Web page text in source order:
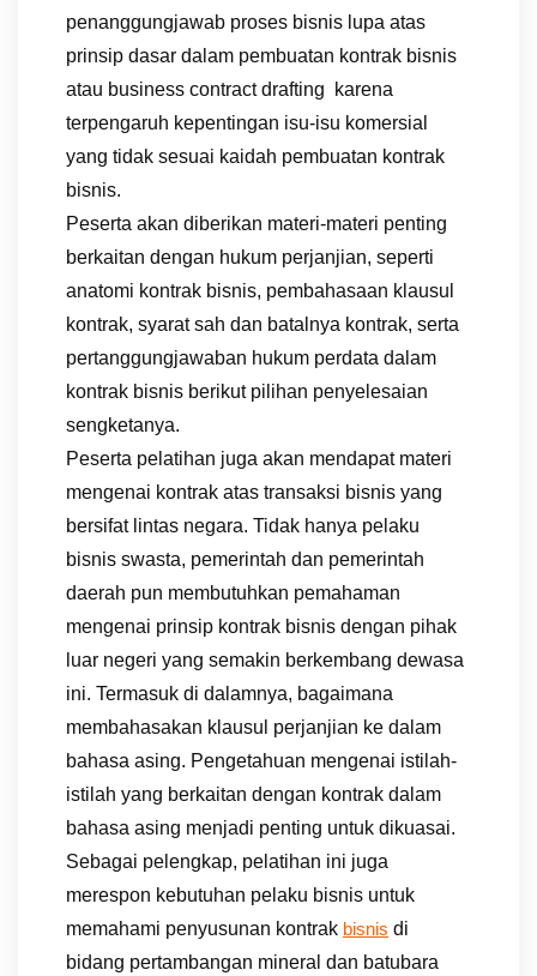
penanggungjawab proses bisnis lupa atas
prinsip dasar dalam pembuatan kontrak bisnis
atau business contract drafting karena
terpengaruh kepentingan isu-isu komersial
yang tidak sesuai kaidah pembuatan kontrak
bisnis.
Peserta akan diberikan materi-materi penting
berkaitan dengan hukum perjanjian, seperti
anatomi kontrak bisnis, pembahasaan klausul
kontrak, syarat sah dan batalnya kontrak, serta
pertanggungjawaban hukum perdata dalam
kontrak bisnis berikut pilihan penyelesaian
sengketanya.
Peserta pelatihan juga akan mendapat materi
mengenai kontrak atas transaksi bisnis yang
bersifat lintas negara. Tidak hanya pelaku
bisnis swasta, pemerintah dan pemerintah
daerah pun membutuhkan pemahaman
mengenai prinsip kontrak bisnis dengan pihak
luar negeri yang semakin berkembang dewasa
ini. Termasuk di dalamnya, bagaimana
membahasakan klausul perjanjian ke dalam
bahasa asing. Pengetahuan mengenai istilah-
istilah yang berkaitan dengan kontrak dalam
bahasa asing menjadi penting untuk dikuasai.
Sebagai pelengkap, pelatihan ini juga
merespon kebutuhan pelaku bisnis untuk
memahami penyusunan kontrak bisnis di
bidang pertambangan mineral dan batubara